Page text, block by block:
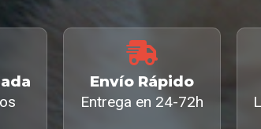
Envío Rápido
Entrega en 24-72h